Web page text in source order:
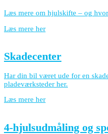
Læs mere om hjulskifte – og
Læs mere her
Skadecenter
Har din bil været ude for en
pladeværksteder her.
Læs mere her
4-hjulsudmåling og